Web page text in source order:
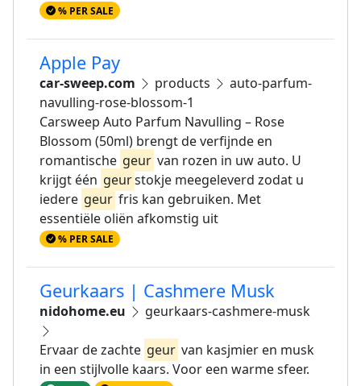
% PER SALE
Apple Pay
car-sweep.com products
auto-parfum-
navulling-rose-blossom-1
Carsweep Auto Parfum Navulling – Rose
Blossom (50ml) brengt de verfijnde en
romantische geur van rozen in uw auto. U
krijgt één geurstokje meegeleverd zodat u
iedere geur fris kan gebruiken. Met
essentiële oliën afkomstig uit
% PER SALE
Geurkaars | Cashmere Musk
nidohome.eu geurkaars-cashmere-musk
Ervaar de zachte geur van kasjmier en musk
in een stijlvolle kaars. Voor een warme sfeer.